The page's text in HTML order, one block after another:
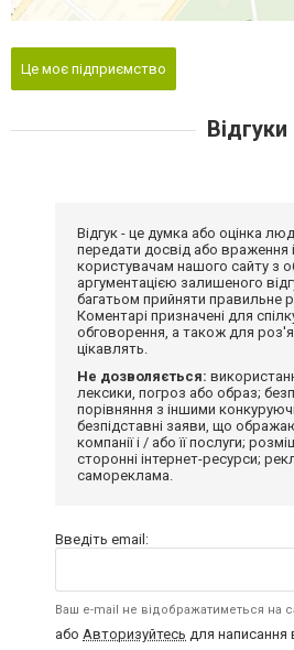
Це моє підприємство
Відгуки
Відгук - це думка або оцінка
передати досвід або враження
користувачам нашого сайту з
аргументацією залишеного
багатьом прийняти правильне
Коментарі призначені для
обговорення, а також для
цікавлять.
Не дозволяється:
лексики, погроз або образ;
порівняння з іншими
безпідставні заяви, що
компанії і / або її послуги;
сторонні інтернет-ресурси;
самореклама.
Введіть email:
Ваш e-mail не відображатиметься на
або Авторизуйтесь для написання